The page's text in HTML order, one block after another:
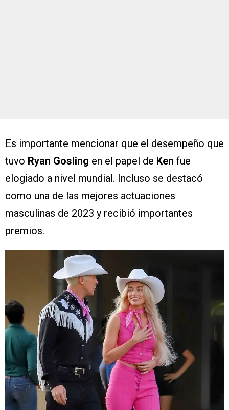
Es importante mencionar que el desempeño que
tuvo Ryan Gosling en el papel de Ken fue
elogiado a nivel mundial. Incluso se destacó
como una de las mejores actuaciones
masculinas de 2023 y recibió importantes
premios.